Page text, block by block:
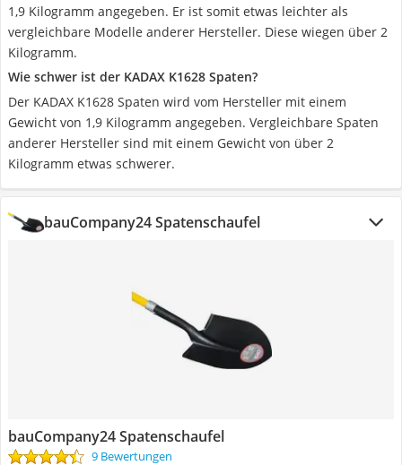
1,9 Kilogramm angegeben. Er ist somit etwas leichter als
vergleichbare Modelle anderer Hersteller. Diese wiegen über 2
Kilogramm.
Wie schwer ist der KADAX K1628 Spaten?
Der KADAX K1628 Spaten wird vom Hersteller mit einem
Gewicht von 1,9 Kilogramm angegeben. Vergleichbare Spaten
anderer Hersteller sind mit einem Gewicht von über 2
Kilogramm etwas schwerer.
bauCompany24 Spatenschaufel
bauCompany24 Spatenschaufel
9 Bewertungen